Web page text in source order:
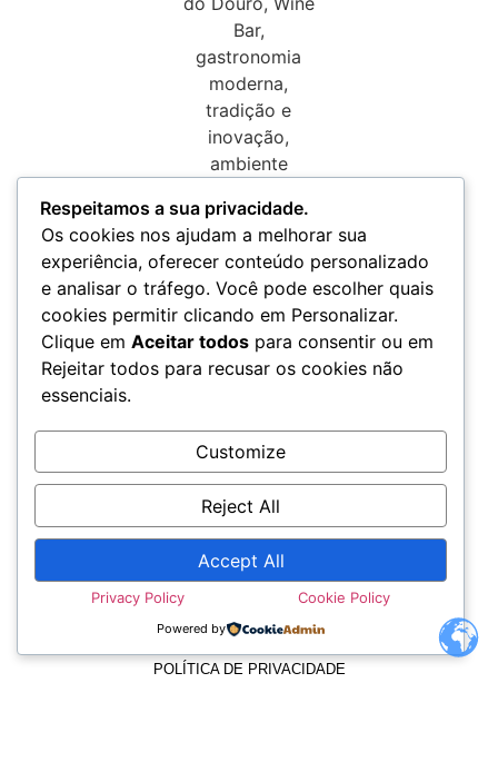
TERMOS E CONDIÇÕES
POLÍTICA DE PRIVACIDADE
Respeitamos a sua privacidade.
Os cookies nos ajudam a melhorar sua
experiência, oferecer conteúdo personalizado
e analisar o tráfego. Você pode escolher quais
cookies permitir clicando em Personalizar.
Clique em Aceitar todos para consentir ou em
Rejeitar todos para recusar os cookies não
essenciais.
Customize
Reject All
Accept All
Privacy Policy Cookie Policy
Powered by